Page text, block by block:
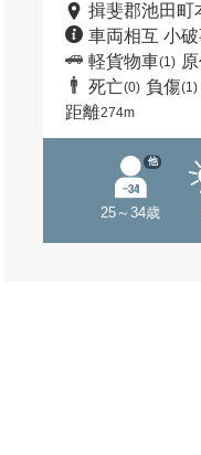
揖斐郡池田町
車両相互 小
軽貨物車(1)
死亡(0) 負傷(1)
距離274m
25～34歳
他